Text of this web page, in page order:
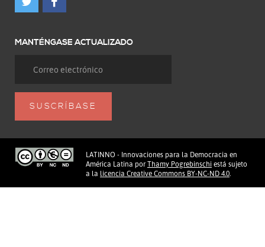
MANTÉNGASE ACTUALIZADO
LATINNO - Innovaciones para la Democracia en
América Latina por Thamy Pogrebinschi está sujeto
a la licencia Creative Commons BY-NC-ND 4.0.